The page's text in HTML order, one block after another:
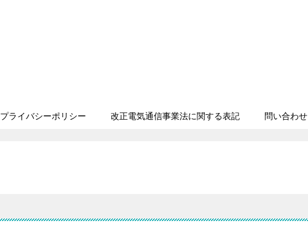
プライバシーポリシー 改正電気通信事業法に関する表記 問い合わせ